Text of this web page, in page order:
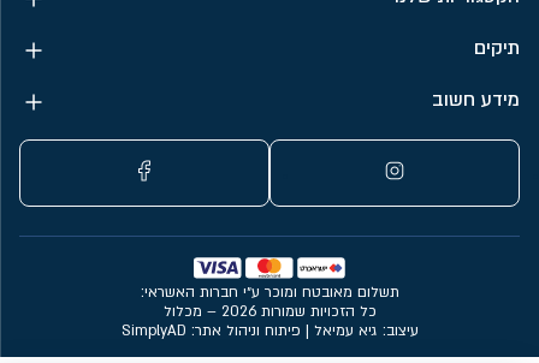
תיקים
מידע חשוב
עיצוב: גיא עמיאל | פיתוח וניהול אתר: SimplyAD
תשלום מאובטח ומוכר ע״י חברות האשראי:
כל הזכויות שמורות 2026 – מכלול